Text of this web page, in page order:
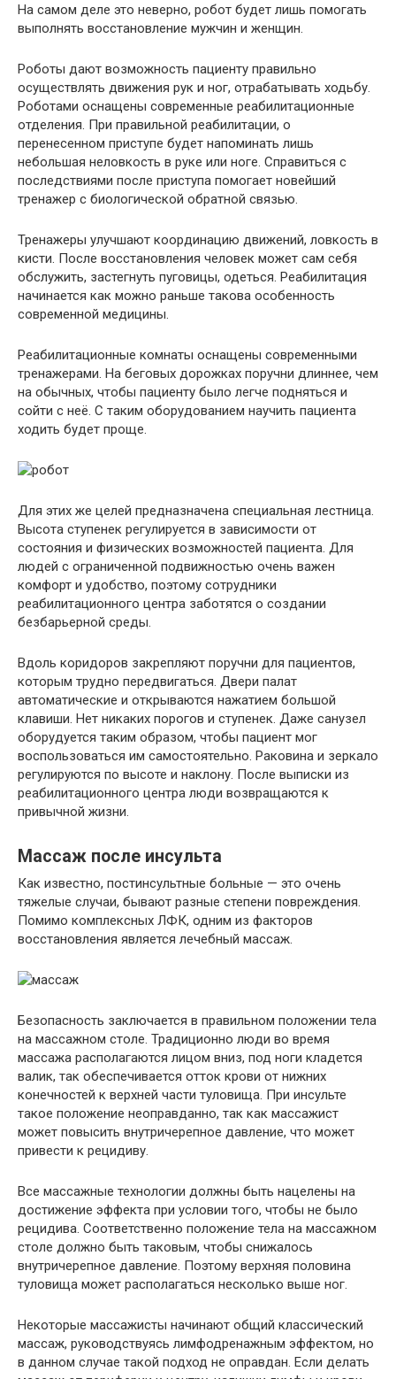
На самом деле это неверно, робот будет лишь помогать
выполнять восстановление мужчин и женщин.
Роботы дают возможность пациенту правильно
осуществлять движения рук и ног, отрабатывать ходьбу.
Роботами оснащены современные реабилитационные
отделения. При правильной реабилитации, о
перенесенном приступе будет напоминать лишь
небольшая неловкость в руке или ноге. Справиться с
последствиями после приступа помогает новейший
тренажер с биологической обратной связью.
Тренажеры улучшают координацию движений, ловкость в
кисти. После восстановления человек может сам себя
обслужить, застегнуть пуговицы, одеться. Реабилитация
начинается как можно раньше такова особенность
современной медицины.
Реабилитационные комнаты оснащены современными
тренажерами. На беговых дорожках поручни длиннее, чем
на обычных, чтобы пациенту было легче подняться и
сойти с неё. С таким оборудованием научить пациента
ходить будет проще.
Для этих же целей предназначена специальная лестница.
Высота ступенек регулируется в зависимости от
состояния и физических возможностей пациента. Для
людей с ограниченной подвижностью очень важен
комфорт и удобство, поэтому сотрудники
реабилитационного центра заботятся о создании
безбарьерной среды.
Вдоль коридоров закрепляют поручни для пациентов,
которым трудно передвигаться. Двери палат
автоматические и открываются нажатием большой
клавиши. Нет никаких порогов и ступенек. Даже санузел
оборудуется таким образом, чтобы пациент мог
воспользоваться им самостоятельно. Раковина и зеркало
регулируются по высоте и наклону. После выписки из
реабилитационного центра люди возвращаются к
привычной жизни.
Массаж после инсульта
Как известно, постинсультные больные — это очень
тяжелые случаи, бывают разные степени повреждения.
Помимо комплексных ЛФК, одним из факторов
восстановления является лечебный массаж.
Безопасность заключается в правильном положении тела
на массажном столе. Традиционно люди во время
массажа располагаются лицом вниз, под ноги кладется
валик, так обеспечивается отток крови от нижних
конечностей к верхней части туловища. При инсульте
такое положение неоправданно, так как массажист
может повысить внутричерепное давление, что может
привести к рецидиву.
Все массажные технологии должны быть нацелены на
достижение эффекта при условии того, чтобы не было
рецидива. Соответственно положение тела на массажном
столе должно быть таковым, чтобы снижалось
внутричерепное давление. Поэтому верхняя половина
туловища может располагаться несколько выше ног.
Некоторые массажисты начинают общий классический
массаж, руководствуясь лимфодренажным эффектом, но
в данном случае такой подход не оправдан. Если делать